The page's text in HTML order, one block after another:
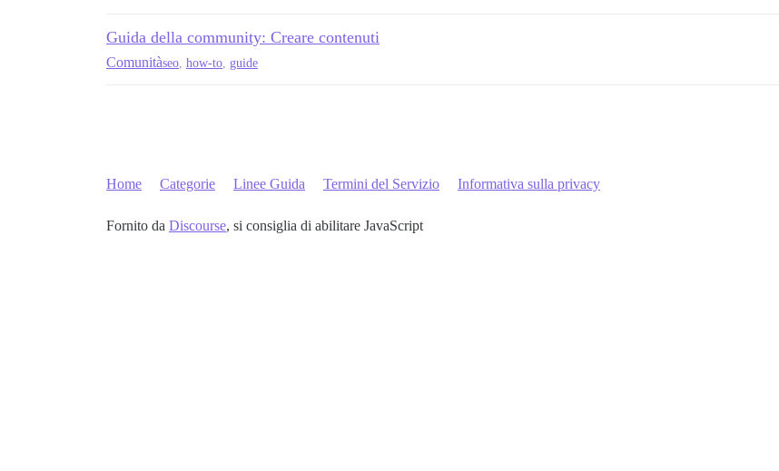
Guida della community: Creare contenuti
Comunitàseo how-to guide
Home Categorie Linee Guida Termini del Servizio Informativa sulla privacy
Fornito da Discourse, si consiglia di abilitare JavaScript